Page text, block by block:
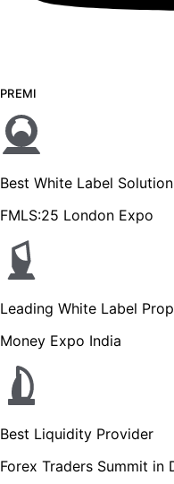
PREMI
Best White Label Solution
FMLS:25 London Expo
Leading White Label
Money Expo India
Best Liquidity Provider
Forex Traders Summit in